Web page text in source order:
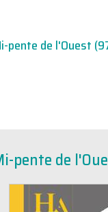
pente de l'Ouest
pente de